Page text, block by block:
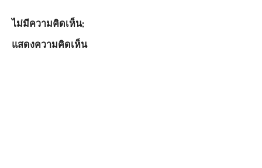
ไม่มีความคิดเห็น:
แสดงความคิดเห็น